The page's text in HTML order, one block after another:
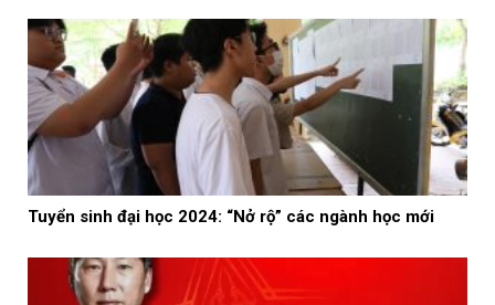
Tuyển sinh đại học 2024: “Nở rộ” các ngành học mới